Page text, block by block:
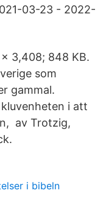
03-23 - 2022-
3,408; 848 KB.
som
gammal.
i att
av Trotzig,
i bibeln